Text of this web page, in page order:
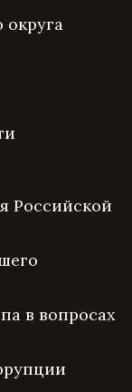
округа
Российской
в вопросах